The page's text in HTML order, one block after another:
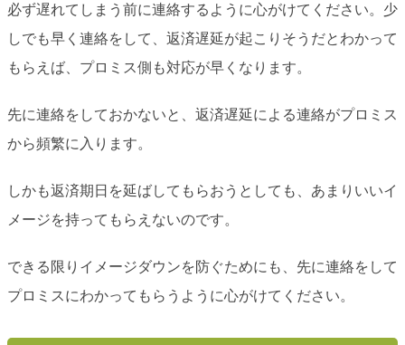
必ず遅れてしまう前に連絡するように心がけてください。少
しでも早く連絡をして、返済遅延が起こりそうだとわかって
もらえば、プロミス側も対応が早くなります。
先に連絡をしておかないと、返済遅延による連絡がプロミス
から頻繁に入ります。
しかも返済期日を延ばしてもらおうとしても、あまりいいイ
メージを持ってもらえないのです。
できる限りイメージダウンを防ぐためにも、先に連絡をして
プロミスにわかってもらうように心がけてください。